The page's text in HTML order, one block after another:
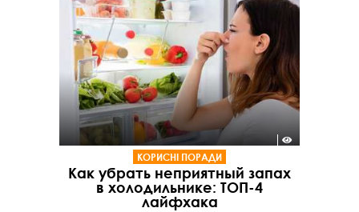
КОРИСНІ ПОРАДИ
Как убрать неприятный запах
в холодильнике: ТОП-4
лайфхака